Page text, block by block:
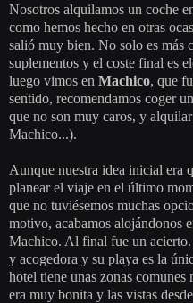
Nosotros alquilamos un coche
como hemos hecho en otras
salió muy bien. No solo es más
suplementos y el coste final es
luego vimos en Machico, que
sentido, recomendamos coger
que no son muy caros, y
Machico...).
Aunque nuestra idea inicial era
planear el viaje en el último
que no tuviésemos muchas
motivo, acabamos alojándonos
Machico. Al final fue un
y acogedora y su playa es la
hotel tiene unas zonas
era muy bonita y las vistas